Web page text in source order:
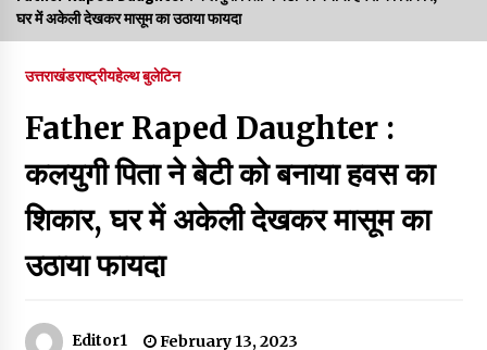
Minorities Rights Day : विश्व अल्पसंख्यक अधिकार दिवस
कार्यक्रम में शामिल हुए सीएम,आधुनिक मदरसों का नाम अब्दुल कलाम के नाम
Thought Of The Day 7 September
September 7, 2023
Thought Of The Day 6 September
September 6, 2023
घर में अकेली देखकर मासूम का उठाया फायदा
उत्तराखंडराष्ट्रीयहेल्थ बुलेटिन
Father Raped Daughter :
कलयुगी पिता ने बेटी को बनाया हवस का
शिकार, घर में अकेली देखकर मासूम का
उठाया फायदा
Editor1 February 13, 2023